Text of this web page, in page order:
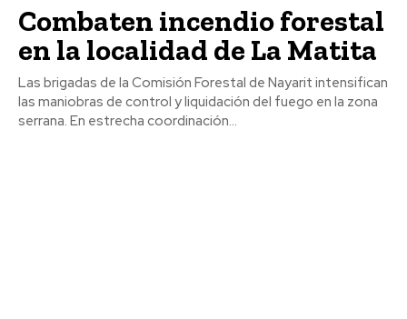
Combaten incendio forestal
en la localidad de La Matita
Las brigadas de la Comisión Forestal de Nayarit intensifican
las maniobras de control y liquidación del fuego en la zona
serrana. En estrecha coordinación...